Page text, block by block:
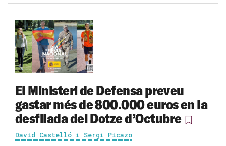
El Ministeri de Defensa preveu
gastar més de 800.000 euros en la
desfilada del Dotze d’Octubre
David Castelló i Sergi Picazo